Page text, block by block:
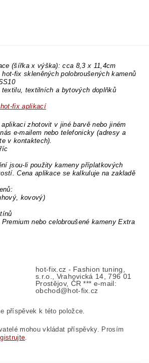
(šířka x výška): cca 8,3 x 11,4cm
fix skleněných polobroušených kamenů
textilních a bytových doplňků
fix aplikací
zhotovit v jiné barvě nebo jiném
e-mailem nebo telefonicky (adresy a
v kontaktech).
jsou-li použity kameny příplatkových
Cena aplikace se kalkuluje na zakladě
kovový)
nebo celobroušené kameny Extra
hot-fix.cz - Fashion tuning,
s.r.o., Vrahovická 14, 796 01
Prostějov, ČR *** e-mail:
obchod@hot-fix.cz
příspěvek k této položce.
mohou vkládat příspěvky. Prosím
.